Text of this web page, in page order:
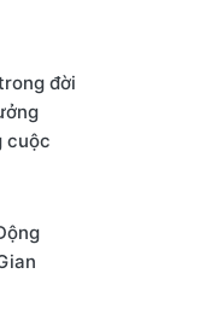
đời
cuộc